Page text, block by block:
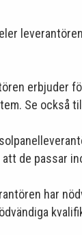
Se också
de passar
har